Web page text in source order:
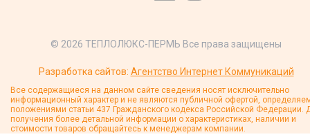
© 2026 ТЕПЛОЛЮКС-ПЕРМЬ Все права защищены
Разработка сайтов: Агентство Интернет Коммуникаций
Все содержащиеся на данном сайте сведения носят исключительно
информационный характер и не являются публичной офертой,
положениями статьи 437 Гражданского кодекса Российской Федерации.
получения более детальной информации о характеристиках, наличии и
стоимости товаров обращайтесь к менеджерам компании.